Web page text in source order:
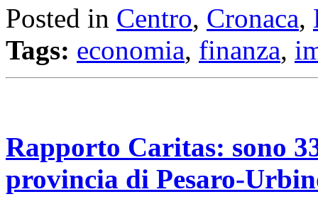
Posted in Centro, Cronaca,
Tags: economia, finanza,
Rapporto Caritas: sono
provincia di Pesaro-